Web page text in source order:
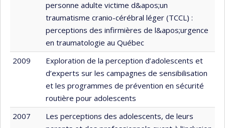
personne adulte victime d&apos;un
traumatisme cranio-cérébral léger (TCCL) :
perceptions des infirmières de l&apos;urgence
en traumatologie au Québec
2009
Exploration de la perception d’adolescents et
d’experts sur les campagnes de sensibilisation
et les programmes de prévention en sécurité
routière pour adolescents
2007
Les perceptions des adolescents, de leurs